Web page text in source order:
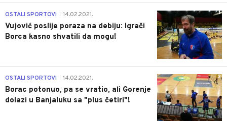
1
OSTALI SPORTOVI 14.02.2021.
Vujović poslije poraza na debiju: Igrači
Borca kasno shvatili da mogu!
3
OSTALI SPORTOVI 14.02.2021.
Borac potonuo, pa se vratio, ali Gorenje
dolazi u Banjaluku sa "plus četiri"!